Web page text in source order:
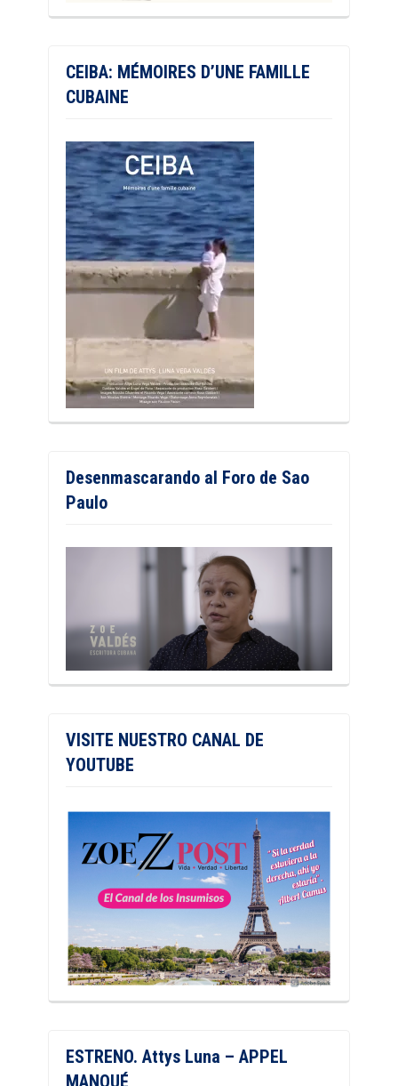
CEIBA: MÉMOIRES D’UNE FAMILLE
CUBAINE
Desenmascarando al Foro de Sao
Paulo
VISITE NUESTRO CANAL DE
YOUTUBE
ESTRENO. Attys Luna – APPEL
MANQUÉ